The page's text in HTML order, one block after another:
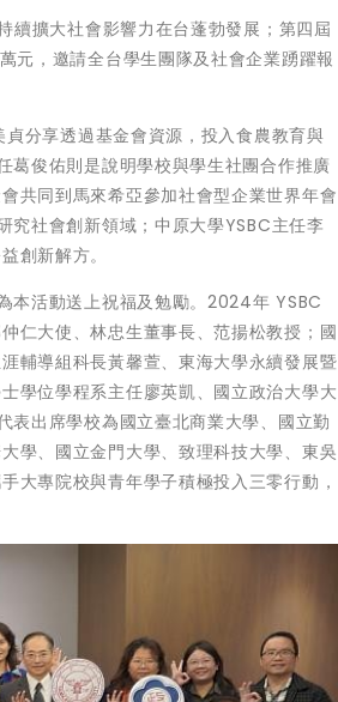
續擴大社會影響力在台蓬勃發展；第四屆
元，邀請全台學生團隊及社會企業踴躍報
分享透過基金會資源，投入食農教育與
葛俊佑則是說明學校與學生社團合作推廣
共同到馬來希亞參加社會型企業世界年會
究社會創新領域；中原大學YSBC主任李
創新解方。
本活動送上祝福及勉勵。2024年 YSBC
仁大使、林忠生董事長、范揚松教授；國
輔導組科長黃馨萱、東海大學永續發展暨
學位學程系主任廖英凱、國立政治大學大
表出席學校為國立臺北商業大學、國立勤
學、國立金門大學、致理科技大學、東吳
大專院校與青年學子積極投入三零行動，